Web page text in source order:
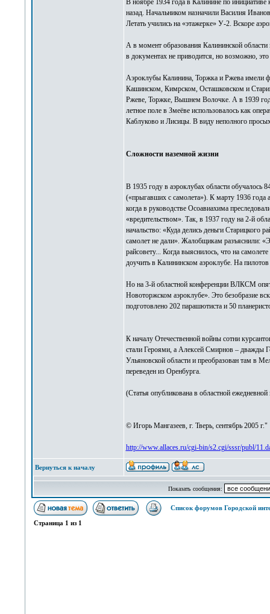
В ноябре 1934 года в Калинине по
назад. Начальником назначили Василия
Летать учились на «этажерке» У-2. Вскоре
А в момент образования Калининской
в документах не приводится, но возможно,
Аэроклубы Калинина, Торжка и Ржева имели
Кашинском, Кимрском, Осташковском и
Ржеве, Торжке, Вышнем Волочке. А в 1939
летное поле в Змеёве использовалось как
Каблуково и Лисицы. В виду неполного
Сложности наземной жизни
В 1935 году в аэроклубах области обучалось
(«прыгавших с самолета»). К марту 1936
когда в руководстве Осоавиахима
«вредительством». Так, в 1937 году на 2-й
начальство: «Куда делись деньги Старицкого
самолет не дали». Жалобщикам разъяснили:
райсовету... Когда выяснилось, что на
доучить в Калининском аэроклубе. На
Но на 3-й областной конференции ВЛКСМ
Новоторжском аэроклубе». Это безобразие
подготовлено 202 парашютиста и 50
К началу Отечественной войны сотни
стали Героями, а Алексей Смирнов – дважды
Ульяновской области и преобразован там в
переведен из Оренбурга.
(Статья опубликована в областной
© Игорь Мангазеев, г. Тверь, сентябрь 2005 г."
http://www.allaces.ru/cgi-bin/s2.cgi/sssr/publ/
Вернуться к началу
Показать сообщения:
Список форумов Городской
Страница 1 из 1